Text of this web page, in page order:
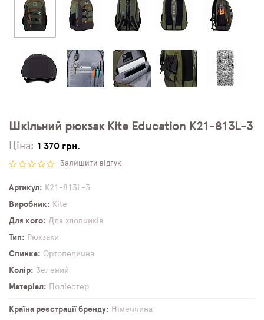
Шкільний рюкзак Kite Education K21-813L-3
Ціна: 1 370 грн.
Залишити відгук
Артикул
K21-813L-3
Виробник
Kite
Для кого
Для хлопчиків
Тип
Рюкзаки
Спинка
Ортопедична
Колір
Зелений
Матеріал
Поліестер
Країна реєстрації бренду
Німеччина